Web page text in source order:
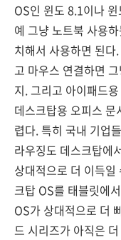
OS인 윈도 8.1이나
예 그냥 노트북 사용
치해서 사용하면 된
고 마우스 연결하면
지. 그리고 아이패드
데스크탑용 오피스
렵다. 특히 국내 기업
라우징도 데스크탑에
상대적으로 더 이득
크탑 OS를 태블릿에
OS가 상대적으로 더
드 시리즈가 아직은